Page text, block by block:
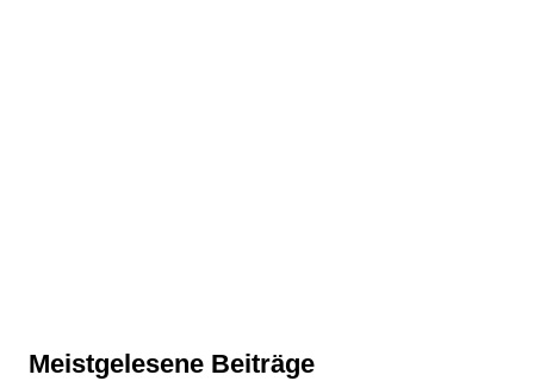
Meistgelesene Beiträge